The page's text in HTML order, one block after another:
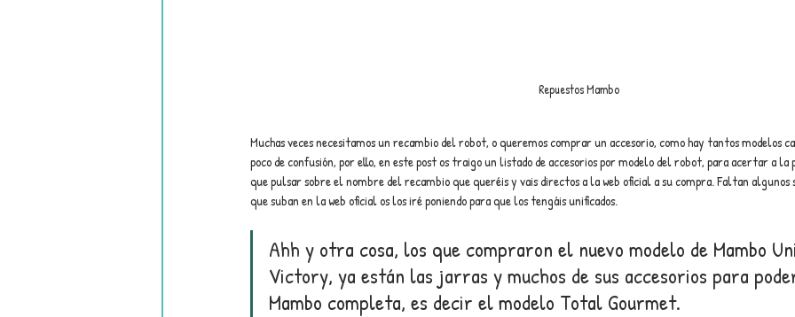
Repuestos Mambo
Muchas veces necesitamos un recambio del robot, o queremos comprar un accesorio, como hay tantos modelos
poco de confusión, por ello, en este post os traigo un listado de accesorios por modelo del robot, para acertar a
que pulsar sobre el nombre del recambio que queréis y vais directos a la web oficial a su compra. Faltan algunos
que suban en la web oficial os los iré poniendo para que los tengáis unificados.
Ahh y otra cosa, los que compraron el nuevo modelo de Mambo
Victory, ya están las jarras y muchos de sus accesorios para
Mambo completa, es decir el modelo Total Gourmet.